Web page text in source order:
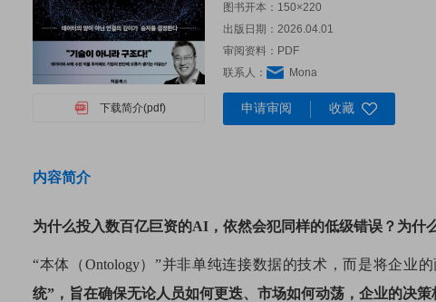
下载简介(pdf)
图书开本：150×220
出版日期：2026.04.01
审阅资料：PDF
联系人：
Mona
申请审阅 收藏
内容简介
为什么投入数百亿巨资的AI，依然会犯同样的低级错误？为什
“本体（Ontology）”并非单纯连接数据的技术，而是将企业
统”，旨在确保无论人员如何更迭、市场如何动荡，企业的决策